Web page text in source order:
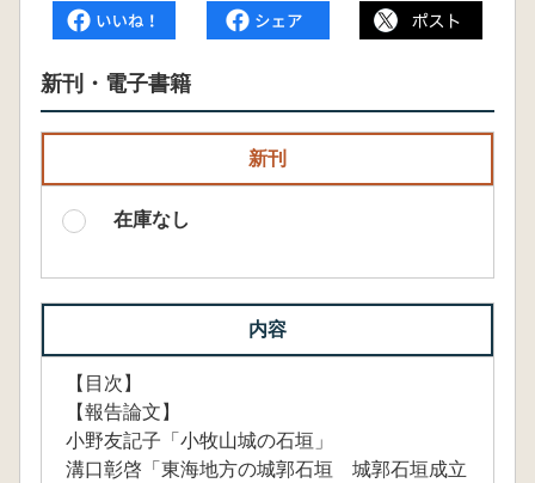
新刊・電子書籍
新刊
在庫なし
内容
【目次】
【報告論文】
小野友記子「小牧山城の石垣」
溝口彰啓「東海地方の城郭石垣 城郭石垣成立